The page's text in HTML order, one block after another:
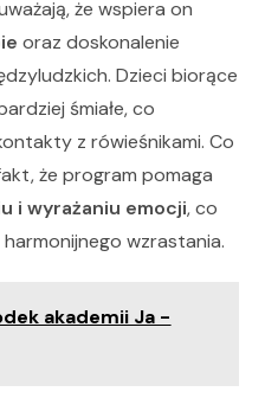
że wspiera on
oraz doskonalenie
Dzieci biorące
śmiałe, co
z rówieśnikami. Co
że program pomaga
i wyrażaniu emocji, co
wzrastania.
akademii Ja -